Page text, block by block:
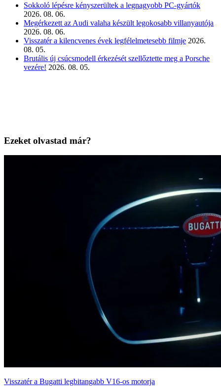
Sokkoló lépésre kényszerültek a legnagyobb PC-gyártók
2026. 08. 06.
Megérkezett az Audi valaha készült legokosabb villanyautója
2026. 08. 06.
Visszatér a kilencvenes évek legfélelmetesebb filmje 2026.
08. 05.
Brutális új csúcsmodell érkezését szellőztette meg a Porsche
vezére! 2026. 08. 05.
Ezeket olvastad már?
Visszatér a Bugatti legbitangabb V16-os motorja